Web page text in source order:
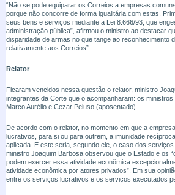
“Não se pode equiparar os Correios a empresas
porque não concorre de forma igualitária com estas.
seus bens e serviços mediante a Lei 8.666/93, que
administração pública”, afirmou o ministro ao destacar
disparidade de armas no que tange ao reconhecimento
relativamente aos Correios”.
Relator
Ficaram vencidos nessa questão o relator, ministro
integrantes da Corte que o acompanharam: os ministros
Marco Aurélio e Cezar Peluso (aposentado).
De acordo com o relator, no momento em que a
lucrativos, para si ou para outrem, a imunidade
aplicada. E este seria, segundo ele, o caso dos
ministro Joaquim Barbosa observou que o Estado e os
podem exercer essa atividade econômica
atividade econômica por atores privados”. Em sua
entre os serviços lucrativos e os serviços executados